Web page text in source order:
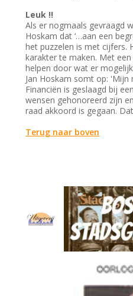
Leuk !!
Als er nogmaals gevraagd
Hoskam dat ‘…aan een
het puzzelen is met cijfers.
karakter te maken. Met
helpen door wat er
Jan Hoskam somt op: 'Mijn
Financiën is geslaagd bij
wensen gehonoreerd zijn
raad akkoord is gegaan.
Terug naar boven